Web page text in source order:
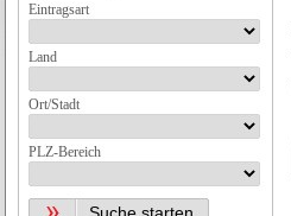
Eintragsart
Land
Ort/Stadt
PLZ-Bereich